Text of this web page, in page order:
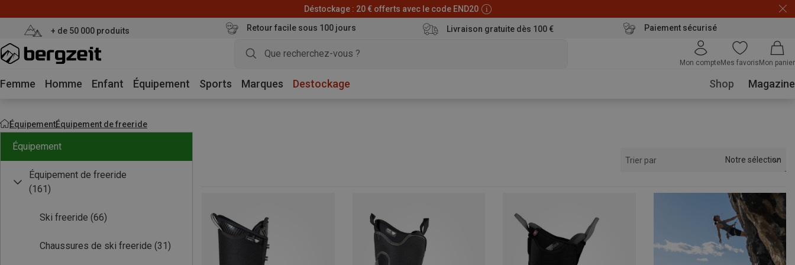
Déstockage : 20 € offerts avec le code END20
+ de 50 000 produits Retour facile sous 100 jours Livraison gratuite dès 100 € Paiement sécurisé
Mon compteMes favoris Mon panier
Femme Homme Enfant Équipement Sports Marques Destockage Shop Magazine
ÉquipementÉquipement de freeride
Équipement
Équipement de freeride
(161)
Ski freeride (66)
Chaussures de ski freeride (31)
Trier par Notre sélection